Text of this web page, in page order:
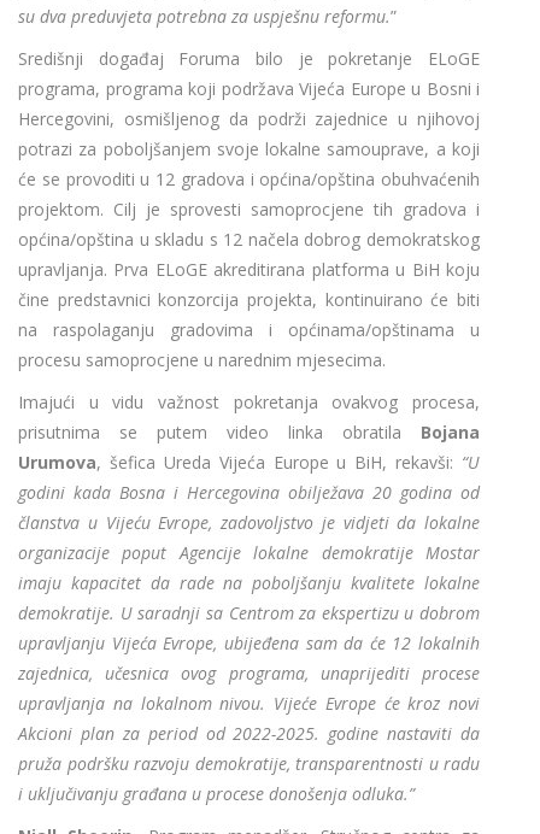
su dva preduvjeta potrebna za uspješnu reformu.”
Središnji događaj Foruma bilo je pokretanje ELoGE
programa, programa koji podržava Vijeća Europe u Bosni i
Hercegovini, osmišljenog da podrži zajednice u njihovoj
potrazi za poboljšanjem svoje lokalne samouprave, a koji
će se provoditi u 12 gradova i općina/opština obuhvaćenih
projektom. Cilj je sprovesti samoprocjene tih gradova i
općina/opština u skladu s 12 načela dobrog demokratskog
upravljanja. Prva ELoGE akreditirana platforma u BiH koju
čine predstavnici konzorcija projekta, kontinuirano će biti
na raspolaganju gradovima i općinama/opštinama u
procesu samoprocjene u narednim mjesecima.
Imajući u vidu važnost pokretanja ovakvog procesa,
prisutnima se putem video linka obratila Bojana
Urumova, šefica Ureda Vijeća Europe u BiH, rekavši: “U
godini kada Bosna i Hercegovina obilježava 20 godina od
članstva u Vijeću Evrope, zadovoljstvo je vidjeti da lokalne
organizacije poput Agencije lokalne demokratije Mostar
imaju kapacitet da rade na poboljšanju kvalitete lokalne
demokratije. U saradnji sa Centrom za ekspertizu u dobrom
upravljanju Vijeća Evrope, ubijeđena sam da će 12 lokalnih
zajednica, učesnica ovog programa, unaprijediti procese
upravljanja na lokalnom nivou. Vijeće Evrope će kroz novi
Akcioni plan za period od 2022-2025. godine nastaviti da
pruža podršku razvoju demokratije, transparentnosti u radu
i uključivanju građana u procese donošenja odluka.”